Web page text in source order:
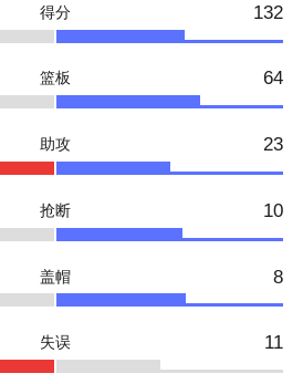
得分 132
篮板 64
助攻 23
抢断 10
盖帽 8
失误 11